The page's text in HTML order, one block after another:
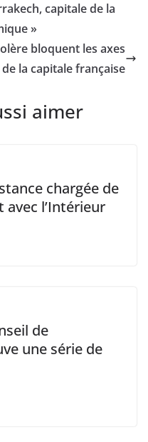
dI
n
capitale de la
»
bloquent les axes
la capitale française
aimer
chargée de
l’Intérieur
de
une série de